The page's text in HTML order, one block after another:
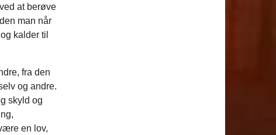
at berøve
man når
kalder til
fra den
og andre.
skyld og
en lov,